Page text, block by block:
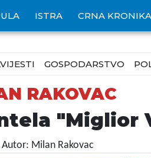
ISTRA CRNA KRONIKA
GOSPODARSTVO
RAKOVAC
"Miglior
| Autor: Milan Rakovac